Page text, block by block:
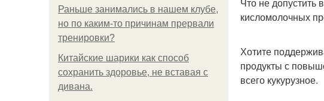
Раньше занимались в нашем клубе,
но по каким-то причинам прервали
тренировки?
Китайские шарики как способ
сохранить здоровье, не вставая с
дивана.
кисломолочных
Хотите
продукты с
всего кукурузное.